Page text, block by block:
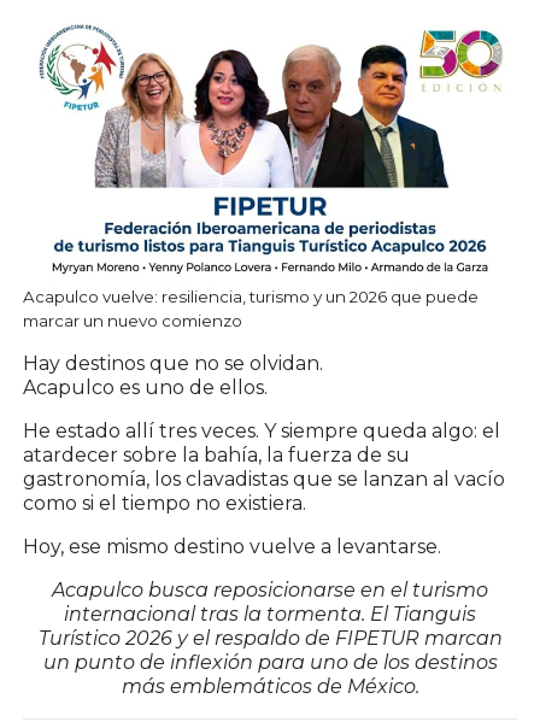
Acapulco vuelve: resiliencia, turismo y un 2026 que puede
marcar un nuevo comienzo
Hay destinos que no se olvidan.
Acapulco es uno de ellos.
He estado allí tres veces. Y siempre queda algo: el
atardecer sobre la bahía, la fuerza de su
gastronomía, los clavadistas que se lanzan al vacío
como si el tiempo no existiera.
Hoy, ese mismo destino vuelve a levantarse.
Acapulco busca reposicionarse en el turismo
internacional tras la tormenta. El Tianguis
Turístico 2026 y el respaldo de FIPETUR marcan
un punto de inflexión para uno de los destinos
más emblemáticos de México.